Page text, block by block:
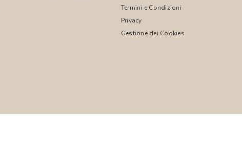
Termini e Condizioni
Privacy
Gestione dei Cookies